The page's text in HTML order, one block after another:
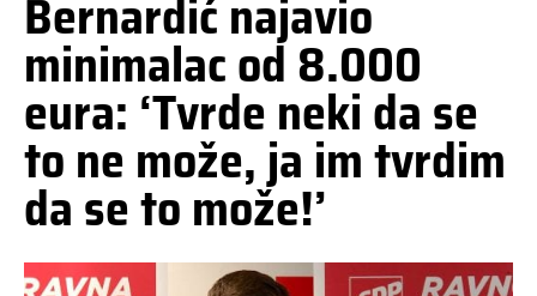
Bernardić najavio
minimalac od 8.000
eura: ‘Tvrde neki da se
to ne može, ja im tvrdim
da se to može!’